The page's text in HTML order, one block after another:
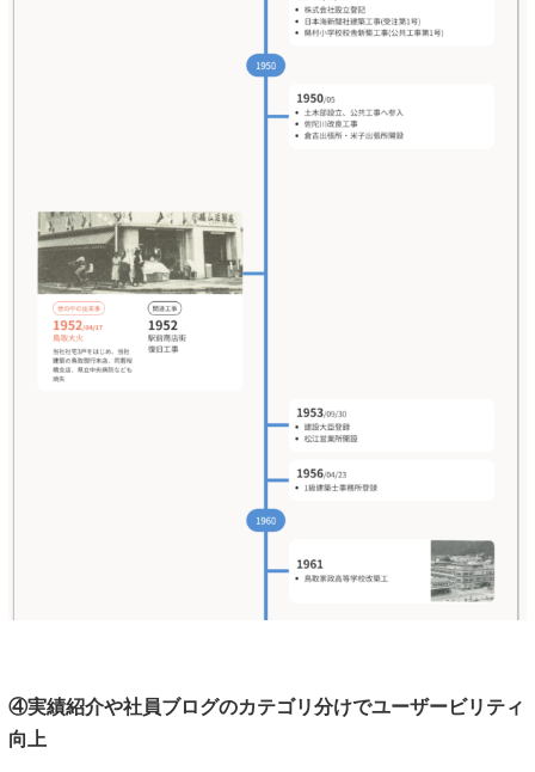
④実績紹介や社員ブログのカテゴリ分けでユーザービリティ
向上